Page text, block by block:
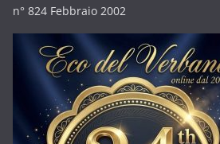
n° 824 Febbraio 2002